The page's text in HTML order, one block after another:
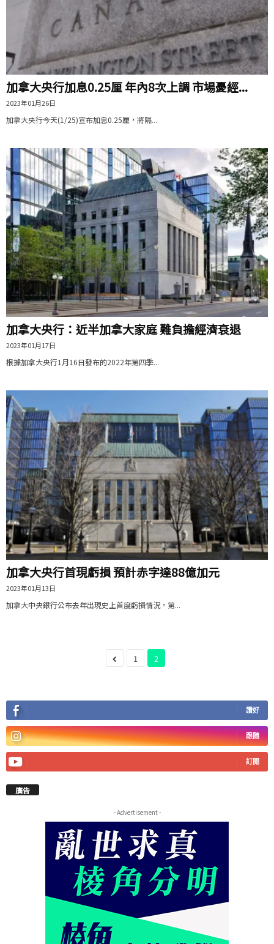
加拿大央行加息0.25厘 年內8次上調 市場憂經...
2023年01月26日
加拿大央行今天(1/25)宣布加息0.25厘，將隔...
加拿大央行：近半加拿大家庭 難負擔經濟衰退
2023年01月17日
根據加拿大央行1月16日發布的2022年第四季...
加拿大央行首現虧損 預計赤字達88億加元
2023年01月13日
加拿大中央銀行公布去年出現史上首度虧損情況，第...
1 2
讚好
跟隨
訂閱
廣告
- Advertisement -